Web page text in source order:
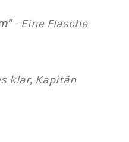
- Eine Flasche
klar, Kapitän